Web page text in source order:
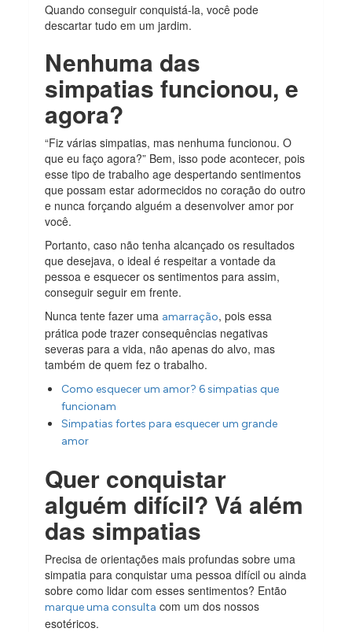
Quando conseguir conquistá-la, você pode
descartar tudo em um jardim.
Nenhuma das
simpatias funcionou, e
agora?
“Fiz várias simpatias, mas nenhuma funcionou. O
que eu faço agora?” Bem, isso pode acontecer, pois
esse tipo de trabalho age despertando sentimentos
que possam estar adormecidos no coração do outro
e nunca forçando alguém a desenvolver amor por
você.
Portanto, caso não tenha alcançado os resultados
que desejava, o ideal é respeitar a vontade da
pessoa e esquecer os sentimentos para assim,
conseguir seguir em frente.
Nunca tente fazer uma amarração, pois essa
prática pode trazer consequências negativas
severas para a vida, não apenas do alvo, mas
também de quem fez o trabalho.
Como esquecer um amor? 6 simpatias que
funcionam
Simpatias fortes para esquecer um grande
amor
Quer conquistar
alguém difícil? Vá além
das simpatias
Precisa de orientações mais profundas sobre uma
simpatia para conquistar uma pessoa difícil ou ainda
sobre como lidar com esses sentimentos? Então
marque uma consulta com um dos nossos
esotéricos.